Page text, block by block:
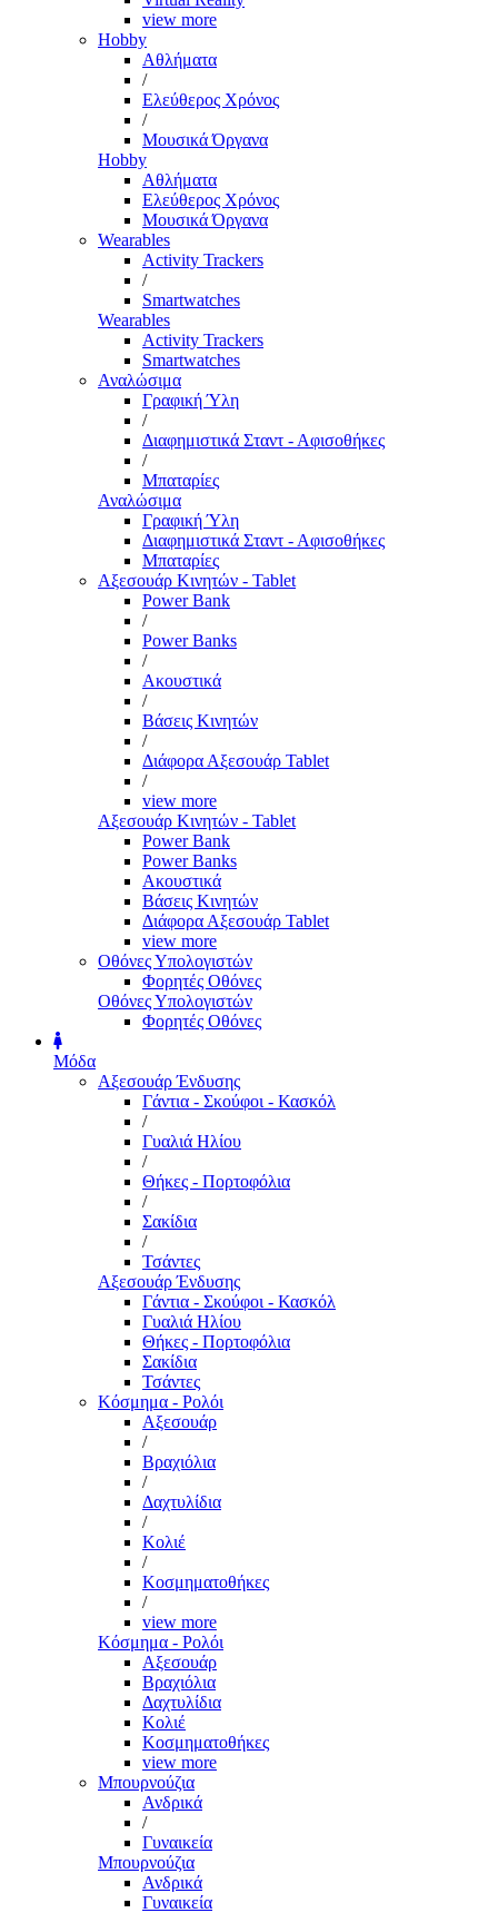
view more
Hobby
Αθλήματα
/
Ελεύθερος Χρόνος
/
Μουσικά Όργανα
Hobby
Αθλήματα
Ελεύθερος Χρόνος
Μουσικά Όργανα
Wearables
Activity Trackers
/
Smartwatches
Wearables
Activity Trackers
Smartwatches
Αναλώσιμα
Γραφική Ύλη
/
Διαφημιστικά Σταντ - Αφισοθήκες
/
Μπαταρίες
Αναλώσιμα
Γραφική Ύλη
Διαφημιστικά Σταντ - Αφισοθήκες
Μπαταρίες
Αξεσουάρ Κινητών - Tablet
Power Bank
/
Power Banks
/
Ακουστικά
/
Βάσεις Κινητών
/
Διάφορα Αξεσουάρ Tablet
/
view more
Αξεσουάρ Κινητών - Tablet
Power Bank
Power Banks
Ακουστικά
Βάσεις Κινητών
Διάφορα Αξεσουάρ Tablet
view more
Οθόνες Υπολογιστών
Φορητές Οθόνες
Οθόνες Υπολογιστών
Φορητές Οθόνες
Μόδα
Αξεσουάρ Ένδυσης
Γάντια - Σκούφοι - Κασκόλ
/
Γυαλιά Ηλίου
/
Θήκες - Πορτοφόλια
/
Σακίδια
/
Τσάντες
Αξεσουάρ Ένδυσης
Γάντια - Σκούφοι - Κασκόλ
Γυαλιά Ηλίου
Θήκες - Πορτοφόλια
Σακίδια
Τσάντες
Κόσμημα - Ρολόι
Αξεσουάρ
/
Βραχιόλια
/
Δαχτυλίδια
/
Κολιέ
/
Κοσμηματοθήκες
/
view more
Κόσμημα - Ρολόι
Αξεσουάρ
Βραχιόλια
Δαχτυλίδια
Κολιέ
Κοσμηματοθήκες
view more
Μπουρνούζια
Ανδρικά
/
Γυναικεία
Μπουρνούζια
Ανδρικά
Γυναικεία